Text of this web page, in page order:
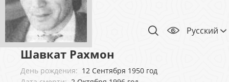
Русский
Шавкат Рахмон
День рождения: 12 Сентября 1950 год